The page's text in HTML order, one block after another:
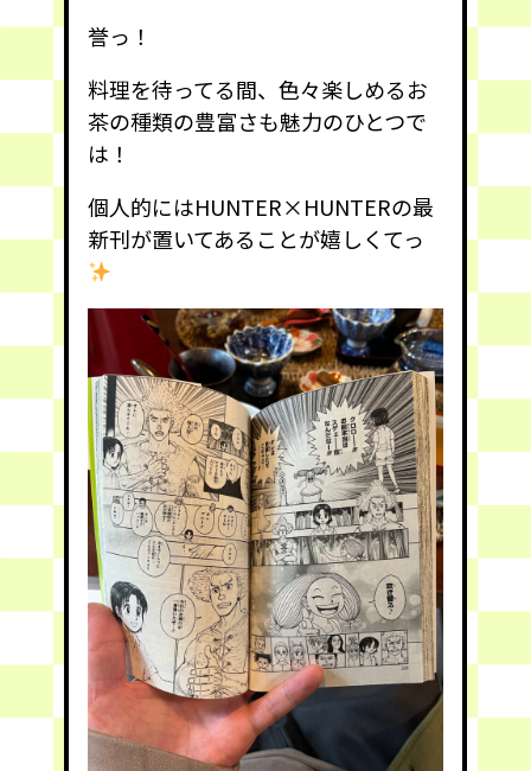
誉っ！
料理を待ってる間、色々楽しめるお
茶の種類の豊富さも魅力のひとつで
は！
個人的にはHUNTER×HUNTERの最
新刊が置いてあることが嬉しくてっ